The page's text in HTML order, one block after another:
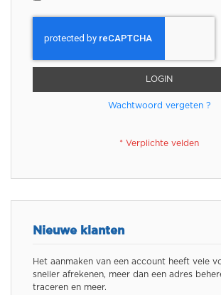
LOGIN
Wachtwoord vergeten ?
Nieuwe klanten
Het aanmaken van een account heeft vele
sneller afrekenen, meer dan een adres
traceren en meer.